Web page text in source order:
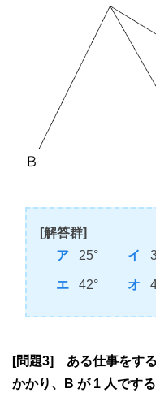
[解答群]
25°
42°
[問題3] ある仕事をす
かかり、B が 1 人です